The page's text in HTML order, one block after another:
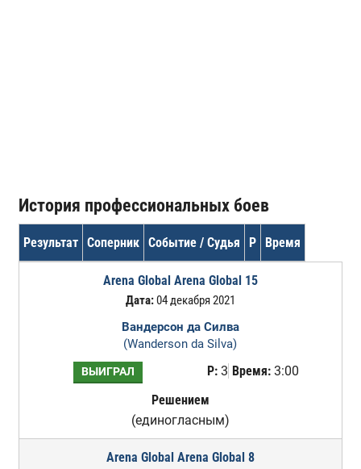
История профессиональных боев
Результат Соперник Событие / Судья Р Время
Arena Global Arena Global 15
Дата:04 декабря 2021
Вандерсон да Силва
(Wanderson da Silva)
ВЫИГРАЛ Р:3 Время:3:00
Решением
(единогласным)
Arena Global Arena Global 8